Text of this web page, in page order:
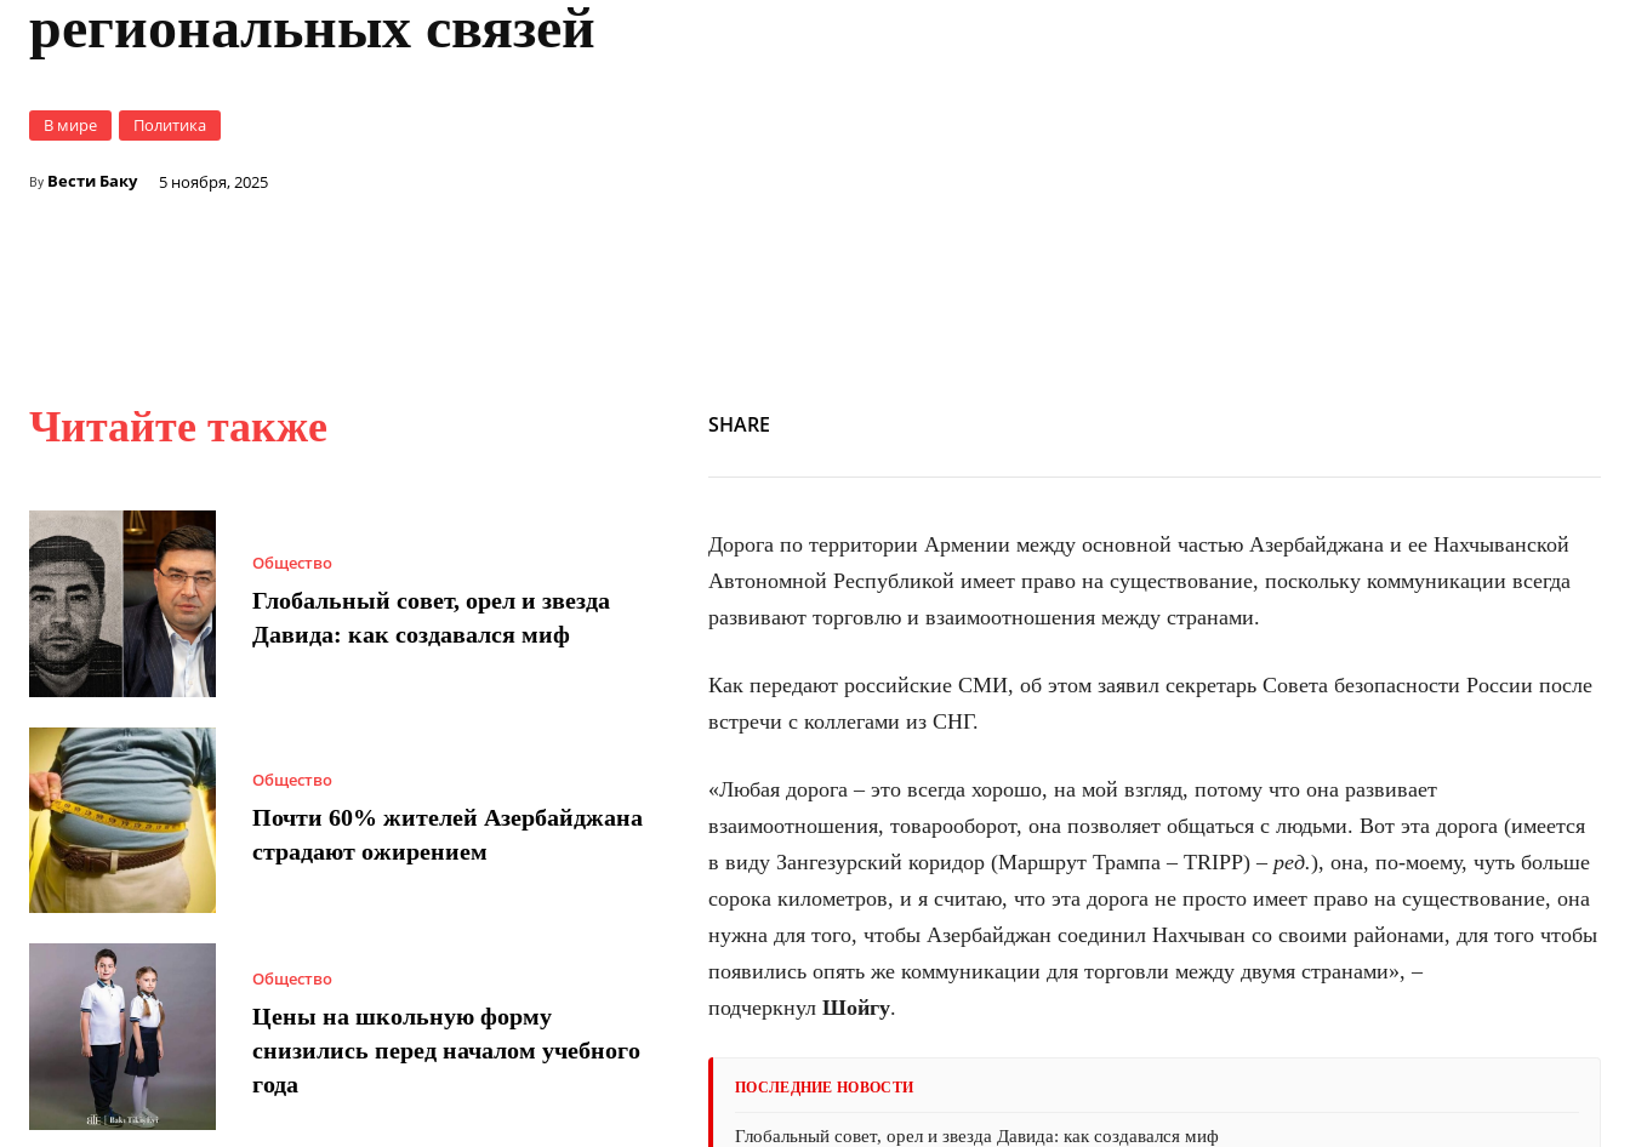
региональных связей
В мире Политика
By Вести Баку 5 ноября, 2025
Читайте также
Общество
Глобальный совет, орел и звезда
Давида: как создавался миф
Общество
Почти 60% жителей Азербайджана
страдают ожирением
Общество
Цены на школьную форму
снизились перед началом учебного
года
SHARE
Дорога по территории Армении между основной частью Азербайджана и ее Нахчыванской
Автономной Республикой имеет право на существование, поскольку коммуникации всегда
развивают торговлю и взаимоотношения между странами.
Как передают российские СМИ, об этом заявил секретарь Совета безопасности России после
встречи с коллегами из СНГ.
«Любая дорога – это всегда хорошо, на мой взгляд, потому что она развивает
взаимоотношения, товарооборот, она позволяет общаться с людьми. Вот эта дорога (имеется
в виду Зангезурский коридор (Маршрут Трампа – TRIPP) – ред.), она, по-моему, чуть больше
сорока километров, и я считаю, что эта дорога не просто имеет право на существование, она
нужна для того, чтобы Азербайджан соединил Нахчыван со своими районами, для того чтобы
появились опять же коммуникации для торговли между двумя странами», –
подчеркнул Шойгу.
ПОСЛЕДНИЕ НОВОСТИ
Глобальный совет, орел и звезда Давида: как создавался миф